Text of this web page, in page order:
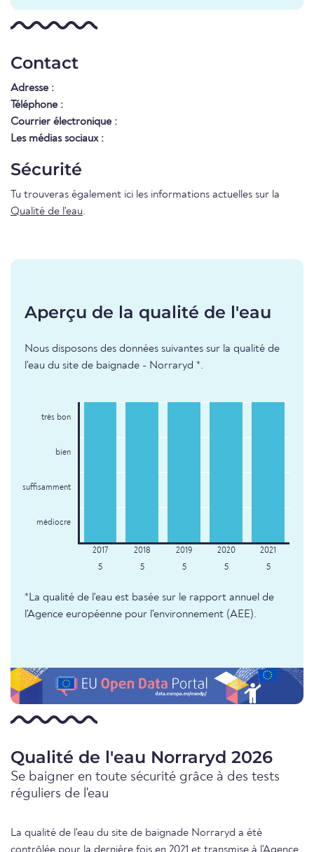
Contact
Adresse :
Téléphone :
Courrier électronique :
Les médias sociaux :
Sécurité
Tu trouveras également ici les informations actuelles sur la
Qualité de l'eau.
Aperçu de la qualité de l'eau
Nous disposons des données suivantes sur la qualité de
l'eau du site de baignade - Norraryd *.
très bon
bien
suffisamment
médiocre
5 5 5 5 5
*La qualité de l'eau est basée sur le rapport annuel de
l'Agence européenne pour l'environnement (AEE).
Qualité de l'eau Norraryd 2026
Se baigner en toute sécurité grâce à des tests
réguliers de l'eau
La qualité de l'eau du site de baignade Norraryd a été